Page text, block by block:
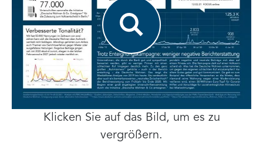
Klicken Sie auf das Bild, um es zu
vergrößern.